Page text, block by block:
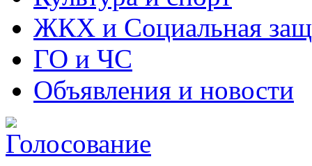
ЖКХ и Социальная
ГО и ЧС
Объявления и новости